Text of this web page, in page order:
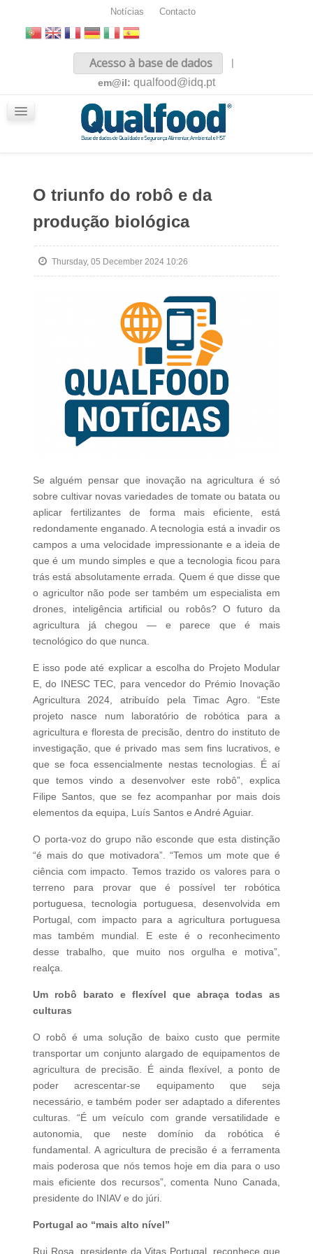
Notícias Contacto
Acesso à base de dados
|
em@il: qualfood@idq.pt
O triunfo do robô e da
produção biológica
Thursday, 05 December 2024 10:26
Se alguém pensar que inovação na agricultura é só
sobre cultivar novas variedades de tomate ou batata ou
aplicar fertilizantes de forma mais eficiente, está
redondamente enganado. A tecnologia está a invadir os
campos a uma velocidade impressionante e a ideia de
que é um mundo simples e que a tecnologia ficou para
trás está absolutamente errada. Quem é que disse que
o agricultor não pode ser também um especialista em
drones, inteligência artificial ou robôs? O futuro da
agricultura já chegou — e parece que é mais
tecnológico do que nunca.
E isso pode até explicar a escolha do Projeto Modular
E, do INESC TEC, para vencedor do Prémio Inovação
Agricultura 2024, atribuído pela Timac Agro. “Este
projeto nasce num laboratório de robótica para a
agricultura e floresta de precisão, dentro do instituto de
investigação, que é privado mas sem fins lucrativos, e
que se foca essencialmente nestas tecnologias. É aí
que temos vindo a desenvolver este robô”, explica
Filipe Santos, que se fez acompanhar por mais dois
elementos da equipa, Luís Santos e André Aguiar.
O porta-voz do grupo não esconde que esta distinção
“é mais do que motivadora”. “Temos um mote que é
ciência com impacto. Temos trazido os valores para o
terreno para provar que é possível ter robótica
portuguesa, tecnologia portuguesa, desenvolvida em
Portugal, com impacto para a agricultura portuguesa
mas também mundial. E este é o reconhecimento
desse trabalho, que muito nos orgulha e motiva”,
realça.
Um robô barato e flexível que abraça todas as
culturas
O robô é uma solução de baixo custo que permite
transportar um conjunto alargado de equipamentos de
agricultura de precisão. É ainda flexível, a ponto de
poder acrescentar-se equipamento que seja
necessário, e também poder ser adaptado a diferentes
culturas. “É um veículo com grande versatilidade e
autonomia, que neste domínio da robótica é
fundamental. A agricultura de precisão é a ferramenta
mais poderosa que nós temos hoje em dia para o uso
mais eficiente dos recursos”, comenta Nuno Canada,
presidente do ­INIAV e do júri.
Portugal ao “mais alto nível”
Rui Rosa, presidente da Vitas Portugal, reconhece que